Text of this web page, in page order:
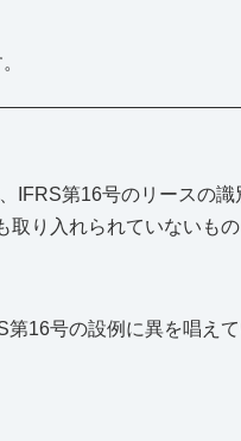
IFRS第16号のリースの
り入れられていないもの
16号の設例に異を唱え